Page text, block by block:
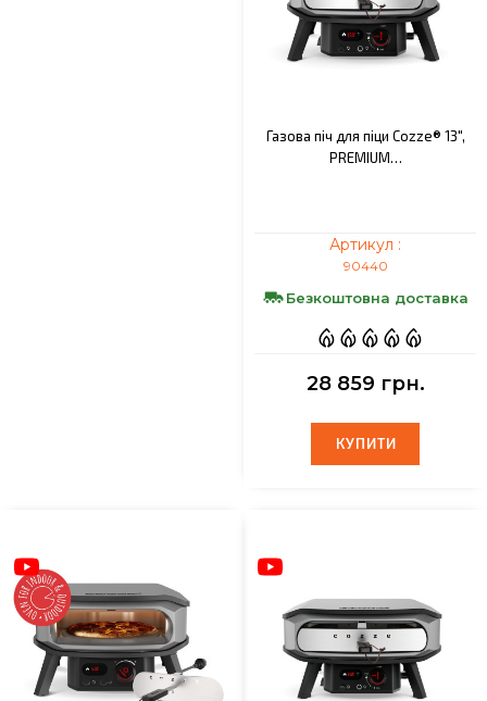
Газова піч для піци Cozze® 13",
PREMIUM…
Артикул :
90440
Безкоштовна доставка
28 859 грн.
КУПИТИ
КУПИТИ